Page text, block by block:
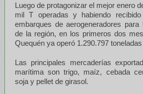
Luego de protagonizar el mejor enero
mil T operadas y habiendo
embarques de aerogeneradores
de la región, en los primeros dos
Quequén ya operó 1.290.797
Las principales mercaderías
marítima son trigo, maíz, cebada
soja y pellet de girasol.